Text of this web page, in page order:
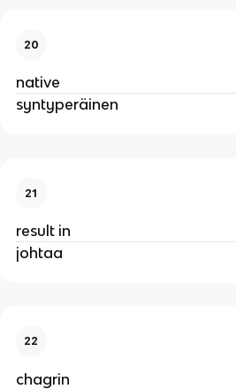
20
native
syntyperäinen
21
result in
johtaa
22
chagrin